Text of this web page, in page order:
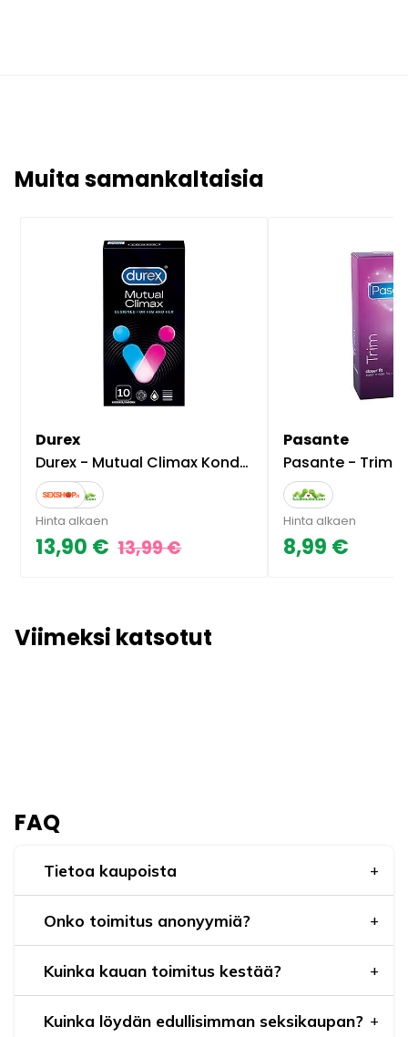
Muita samankaltaisia
Durex
Durex - Mutual Climax Kondomi, 10 kpl
Hinta alkaen
13,90 € 13,99 €
Pasante
Pasante - Trim
Hinta alkaen
8,99 €
Viimeksi katsotut
FAQ
Tietoa kaupoista
Onko toimitus anonyymiä?
Kuinka kauan toimitus kestää?
Kuinka löydän edullisimman seksikaupan?